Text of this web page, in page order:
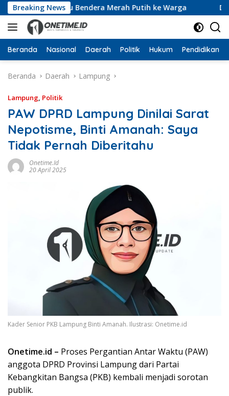
Langsung
ke
konten
Breaking News
10 Ribu Bendera Merah Putih ke Warga Dari
Beranda Nasional Daerah Politik Hukum Pendidikan
Beranda Daerah Lampung
Lampung, Politik
PAW DPRD Lampung Dinilai Sarat
Nepotisme, Binti Amanah: Saya
Tidak Pernah Diberitahu
Onetime.id
20 April 2025
Kader Senior PKB Lampung Binti Amanah. Ilustrasi: Onetime.id
Onetime.id – Proses Pergantian Antar Waktu (PAW)
anggota DPRD Provinsi Lampung dari Partai
Kebangkitan Bangsa (PKB) kembali menjadi sorotan
publik.